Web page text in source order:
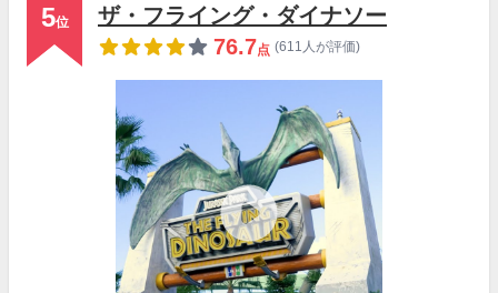
5位
ザ・フライング・ダイナソー
76.7点 (611人が評価)